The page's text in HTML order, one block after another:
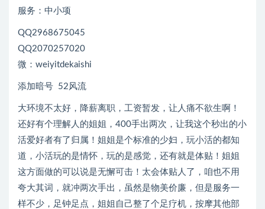
服务：中小项
QQ2968675045
QQ2070257020
微：weiyitdekaishi
添加暗号 52风流
大环境不太好，降薪离职，工资暂发，让人痛不欲生啊！
还好有个理解人的姐姐，400手出两次，让我这个秒出的小
活爱好者有了归属！姐姐是个标准的少妇，玩小活的都知
道，小活玩的是情怀，玩的是感觉，还有就是体贴！姐姐
这方面做的可以说是无懈可击！太会体贴人了，咱也不用
夸大其词，就冲两次手出，虽然是物美价廉，但是服务一
样不少，足钟足点，姐姐自己整了个足疗机，按摩其他部